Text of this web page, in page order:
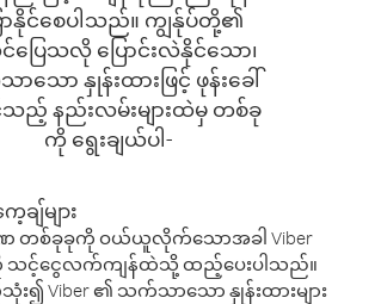
ာနိုင်စေပါသည်။ ကျွန်ုပ်တို့၏
ြေသလို ပြောင်းလဲနိုင်သော၊
သော နှုန်းထားဖြင့် ဖုန်းခေါ်
ည့် နည်းလမ်းများထဲမှ တစ်ခု
ကို ရွေးချယ်ပါ-
ျ်များ
တစ်ခုခုကို ဝယ်ယူလိုက်သောအခါ Viber
သင့်ငွေလက်ကျန်ထဲသို့ ထည့်ပေးပါသည်။
၍ Viber ၏ သက်သာသော နှုန်းထားများ